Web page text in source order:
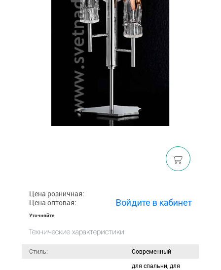
Цена розничная:
Цена оптовая:
Войдите в кабинет
Уточняйте
Технические характеристики
Стиль: Современный
для спальни, для